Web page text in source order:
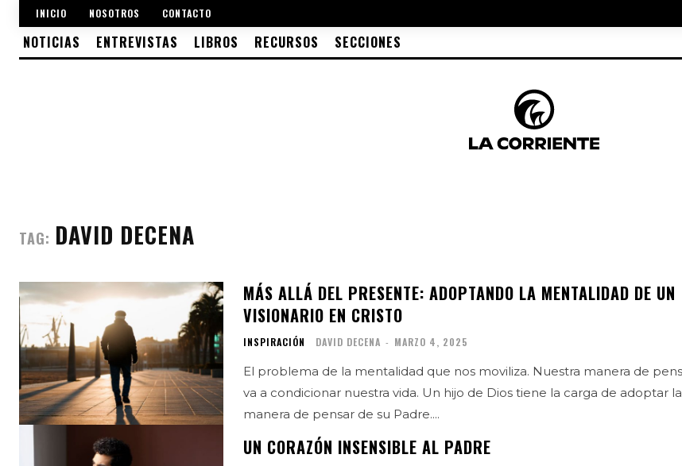
INICIO NOSOTROS CONTACTO
NOTICIAS ENTREVISTAS LIBROS RECURSOS SECCIONES
TAG: DAVID DECENA
MÁS ALLÁ DEL PRESENTE: ADOPTANDO LA MENTALIDAD DE UN
VISIONARIO EN CRISTO
INSPIRACIÓN DAVID DECENA - MARZO 4, 2025
El problema de la mentalidad que nos moviliza. Nuestra manera de pensar
va a condicionar nuestra vida. Un hijo de Dios tiene la carga de adoptar la
manera de pensar de su Padre....
UN CORAZÓN INSENSIBLE AL PADRE